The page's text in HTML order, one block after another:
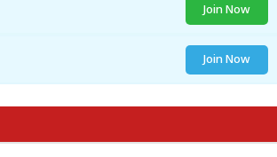
Join Now
Join Now